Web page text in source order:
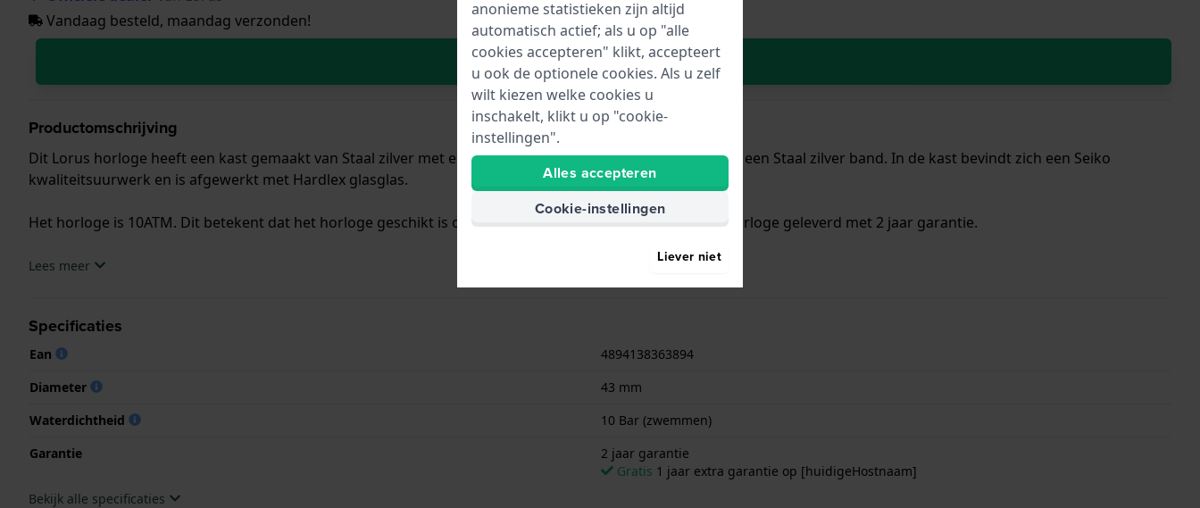
Vandaag besteld, maandag verzonden!
In Winkelwagen
Productomschrijving
Dit Lorus horloge heeft een kast gemaakt van Staal zilver met een diameter van 43 mm en is voorzien van een Staal zilver band. In de kast bevindt zich een Seiko
kwaliteitsuurwerk en is afgewerkt met Hardlex glasglas.
Het horloge is 10ATM. Dit betekent dat het horloge geschikt is om mee te zwemmen. Verder wordt het horloge geleverd met 2 jaar garantie.
.Lees meer
Specificaties
Ean
4894138363894
Diameter
43 mm
Waterdichtheid
10 Bar (zwemmen)
Garantie
2 jaar garantie
Gratis 1 jaar extra garantie op [huidigeHostnaam]
Bekijk alle specificaties
anonieme statistieken zijn altijd
automatisch actief; als u op "alle
cookies accepteren" klikt, accepteert
u ook de optionele cookies. Als u zelf
wilt kiezen welke cookies u
inschakelt, klikt u op "cookie-
instellingen".
Alles accepteren
Cookie-instellingen
Liever niet